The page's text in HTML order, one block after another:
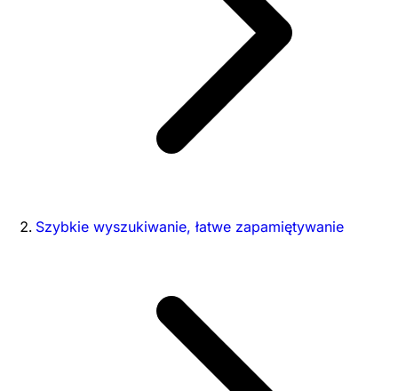
Szybkie wyszukiwanie, łatwe zapamiętywanie